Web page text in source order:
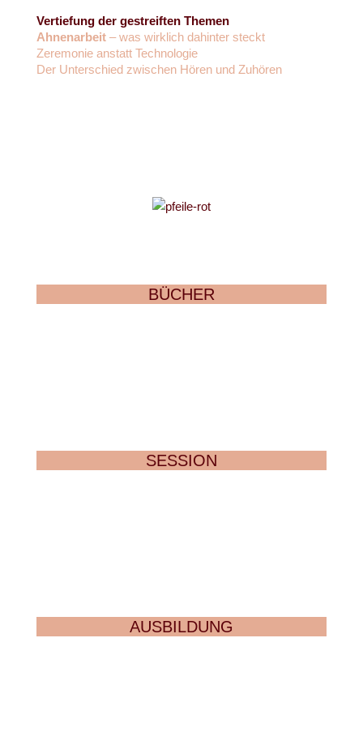
Vertiefung der gestreiften Themen
Ahnenarbeit – was wirklich dahinter steckt
Zeremonie anstatt Technologie
Der Unterschied zwischen Hören und Zuhören
BÜCHER
SESSION
AUSBILDUNG